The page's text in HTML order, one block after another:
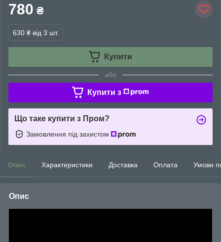
780 ₴
630 ₴ від 3 шт.
Купити
або
Купити з
Що таке купити з Пром?
Замовлення під захистом
Опис Характеристики Доставка Оплата Умови
Опис